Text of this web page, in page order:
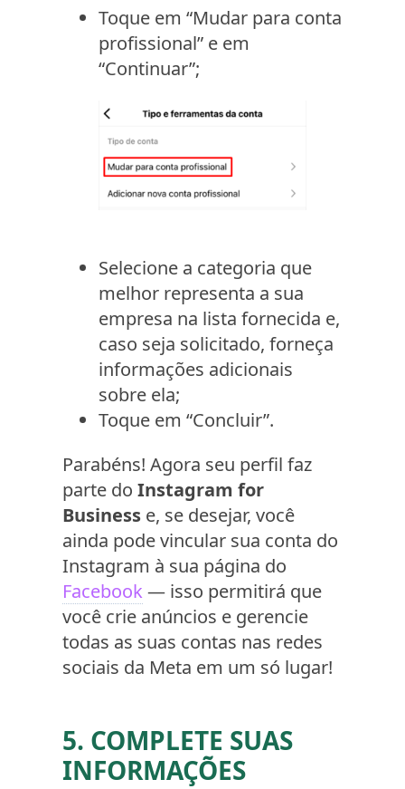
Toque em “Mudar para conta
profissional” e em
“Continuar”;
Selecione a categoria que
melhor representa a sua
empresa na lista fornecida e,
caso seja solicitado, forneça
informações adicionais
sobre ela;
Toque em “Concluir”.
Parabéns! Agora seu perfil faz
parte do Instagram for
Business e, se desejar, você
ainda pode vincular sua conta do
Instagram à sua página do
Facebook— isso permitirá que
você crie anúncios e gerencie
todas as suas contas nas redes
sociais da Meta em um só lugar!
5. COMPLETE SUAS
INFORMAÇÕES